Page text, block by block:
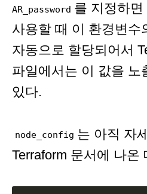
AR_password 를 지정하면
사용할 때 이 환경변수
자동으로 할당되어서
파일에서는 이 값을 노
있다.
node_config 는 아직 자
Terraform 문서에 나온